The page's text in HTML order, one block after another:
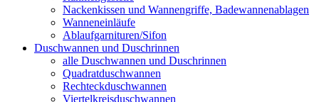
Nackenkissen und Wannengriffe, Badewannenablagen
Wanneneinläufe
Ablaufgarnituren/Sifon
Duschwannen und Duschrinnen
alle Duschwannen und Duschrinnen
Quadratduschwannen
Rechteckduschwannen
Viertelkreisduschwannen